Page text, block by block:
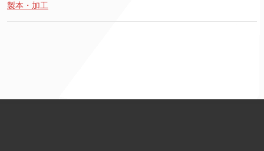
製本・加工